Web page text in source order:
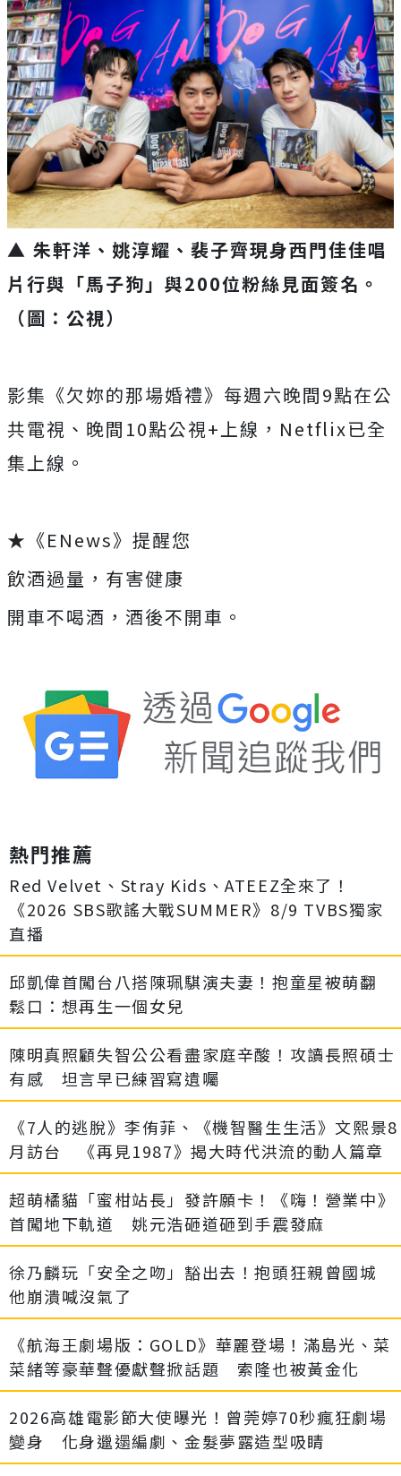
▲ 朱軒洋、姚淳耀、裴子齊現身西門佳佳唱
片行與「馬子狗」與200位粉絲見面簽名 。
（圖：公視）
影集《欠妳的那場婚禮》每週六晚間9點在公
共電視、 晚間10點公視+上線，Netflix已全
集上線。
★《ENews》提醒您
飲酒過量，有害健康
開車不喝酒，酒後不開車。
熱門推薦
Red Velvet、Stray Kids、ATEEZ全來了！
《2026 SBS歌謠大戰SUMMER》8/9 TVBS獨家
直播
邱凱偉首闖台八搭陳珮騏演夫妻！抱童星被萌翻
鬆口：想再生一個女兒
陳明真照顧失智公公看盡家庭辛酸！攻讀長照碩士
有感 坦言早已練習寫遺囑
《7人的逃脫》李侑菲、《機智醫生生活》文熙景8
月訪台 《再見1987》揭大時代洪流的動人篇章
超萌橘貓「蜜柑站長」發許願卡！《嗨！營業中》
首闖地下軌道 姚元浩砸道砸到手震發麻
徐乃麟玩「安全之吻」豁出去！抱頭狂親曾國城
他崩潰喊沒氣了
《航海王劇場版：GOLD》華麗登場！滿島光、菜
菜緒等豪華聲優獻聲掀話題 索隆也被黃金化
2026高雄電影節大使曝光！曾莞婷70秒瘋狂劇場
變身 化身邋遢編劇、金髮夢露造型吸睛